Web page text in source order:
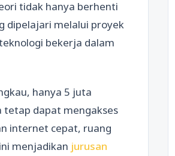
tidak hanya berhenti
dipelajari melalui proyek
bekerja dalam
hanya 5 juta
tetap dapat mengakses
internet cepat, ruang
menjadikan jurusan